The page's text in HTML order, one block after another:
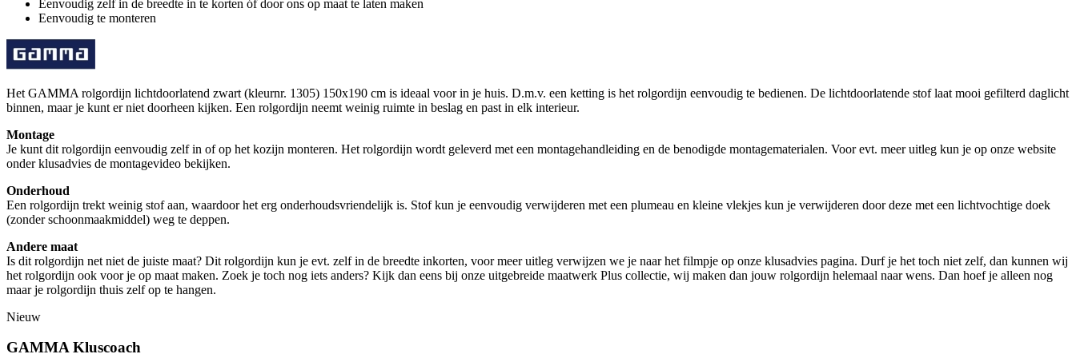
Eenvoudig zelf in de breedte in te korten óf door ons op maat te laten maken
Eenvoudig te monteren
Het GAMMA rolgordijn lichtdoorlatend zwart (kleurnr. 1305) 150x190 cm is ideaal voor in je huis. D.m.v. een ketting is het rolgordijn eenvoudig te bedienen. De lichtdoorlatende stof laat mooi gefilterd daglicht
binnen, maar je kunt er niet doorheen kijken. Een rolgordijn neemt weinig ruimte in beslag en past in elk interieur.
Montage
Je kunt dit rolgordijn eenvoudig zelf in of op het kozijn monteren. Het rolgordijn wordt geleverd met een montagehandleiding en de benodigde montagematerialen. Voor evt. meer uitleg kun je op onze website
onder klusadvies de montagevideo bekijken.
Onderhoud
Een rolgordijn trekt weinig stof aan, waardoor het erg onderhoudsvriendelijk is. Stof kun je eenvoudig verwijderen met een plumeau en kleine vlekjes kun je verwijderen door deze met een lichtvochtige doek
(zonder schoonmaakmiddel) weg te deppen.
Andere maat
Is dit rolgordijn net niet de juiste maat? Dit rolgordijn kun je evt. zelf in de breedte inkorten, voor meer uitleg verwijzen we je naar het filmpje op onze klusadvies pagina. Durf je het toch niet zelf, dan kunnen wij
het rolgordijn ook voor je op maat maken. Zoek je toch nog iets anders? Kijk dan eens bij onze uitgebreide maatwerk Plus collectie, wij maken dan jouw rolgordijn helemaal naar wens. Dan hoef je alleen nog
maar je rolgordijn thuis zelf op te hangen.
Nieuw
GAMMA Kluscoach